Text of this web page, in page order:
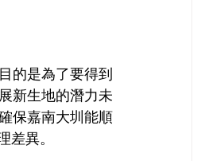
的是為了要得到
新生地的潛力未
保嘉南大圳能順
異。